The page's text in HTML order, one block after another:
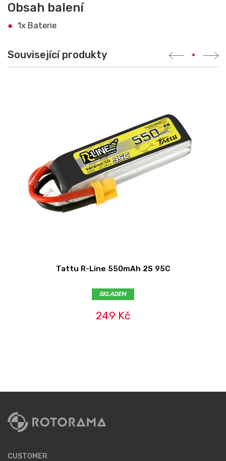
Obsah balení
1x Baterie
Související produkty •
Tattu R-Line 550mAh 2S 95C
SKLADEM
249 Kč
CUSTOMER